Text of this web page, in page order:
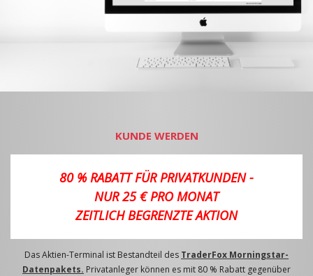
KUNDE WERDEN
80 % RABATT FÜR PRIVATKUNDEN -
NUR 25 € PRO MONAT
ZEITLICH BEGRENZTE AKTION
Das Aktien-Terminal ist Bestandteil des TraderFox Morningstar-
Datenpakets. Privatanleger können es mit 80 % Rabatt gegenüber